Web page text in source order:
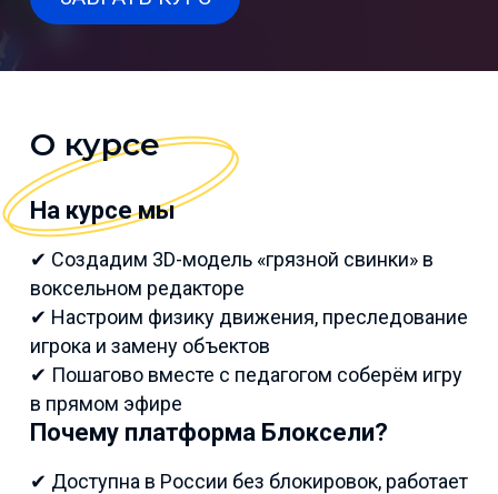
О курсе
На курсе мы
✔ Создадим 3D-модель «грязной свинки» в
воксельном редакторе
✔ Настроим физику движения, преследование
игрока и замену объектов
✔ Пошагово вместе с педагогом соберём игру
в прямом эфире
Почему платформа Блоксели?
✔ Доступна в России без блокировок, работает